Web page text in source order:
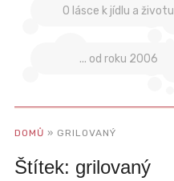
O lásce k jídlu a životu
... od roku 2006
DOMŮ » GRILOVANÝ
Štítek: grilovaný